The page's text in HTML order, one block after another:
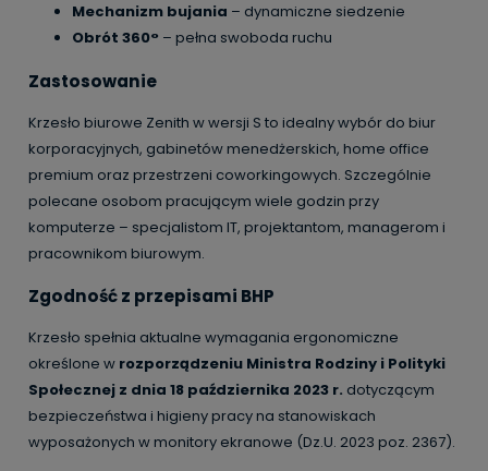
Mechanizm bujania – dynamiczne siedzenie
Obrót 360° – pełna swoboda ruchu
Zastosowanie
Krzesło biurowe Zenith w wersji S to idealny wybór do biur
korporacyjnych, gabinetów menedżerskich, home office
premium oraz przestrzeni coworkingowych. Szczególnie
polecane osobom pracującym wiele godzin przy
komputerze – specjalistom IT, projektantom, managerom i
pracownikom biurowym.
Zgodność z przepisami BHP
Krzesło spełnia aktualne wymagania ergonomiczne
określone w rozporządzeniu Ministra Rodziny i Polityki
Społecznej z dnia 18 października 2023 r. dotyczącym
bezpieczeństwa i higieny pracy na stanowiskach
wyposażonych w monitory ekranowe (Dz.U. 2023 poz. 2367).